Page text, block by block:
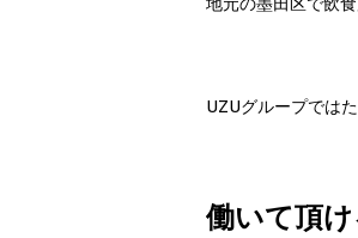
UZUグループでは
働いて頂